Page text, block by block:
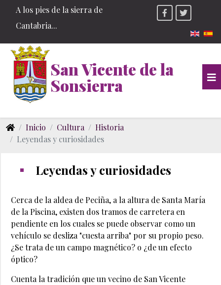
A los pies de la sierra de
Cantabria...
San Vicente de la
Sonsierra
Inicio Cultura
Historia
Leyendas y curiosidades
Leyendas y curiosidades
Cerca de la aldea de Peciña, a la altura de Santa María
de la Piscina, existen dos tramos de carretera en
pendiente en los cuales se puede observar como un
vehículo se desliza "cuesta arriba" por su propio peso.
¿Se trata de un campo magnético? o ¿de un efecto
óptico?
Cuenta la tradición que un vecino de San Vicente